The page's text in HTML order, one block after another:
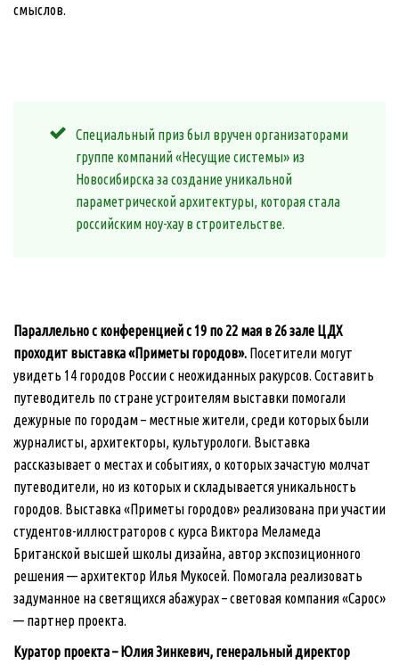
смыслов.
Специальный приз был вручен организаторами
группе компаний «Несущие системы» из
Новосибирска за создание уникальной
параметрической архитектуры, которая стала
российским ноу-хау в строительстве.
Параллельно с конференцией с 19 по 22 мая в 26 зале ЦДХ
проходит выставка «Приметы городов». Посетители могут
увидеть 14 городов России с неожиданных ракурсов. Составить
путеводитель по стране устроителям выставки помогали
дежурные по городам – местные жители, среди которых были
журналисты, архитекторы, культурологи. Выставка
рассказывает о местах и событиях, о которых зачастую молчат
путеводители, но из которых и складывается уникальность
городов. Выставка «Приметы городов» реализована при участии
студентов-иллюстраторов с курса Виктора Меламеда
Британской высшей школы дизайна, автор экспозиционного
решения — архитектор Илья Мукосей. Помогала реализовать
задуманное на светящихся абажурах – световая компания «Сарос»
— партнер проекта.
Куратор проекта – Юлия Зинкевич, генеральный директор